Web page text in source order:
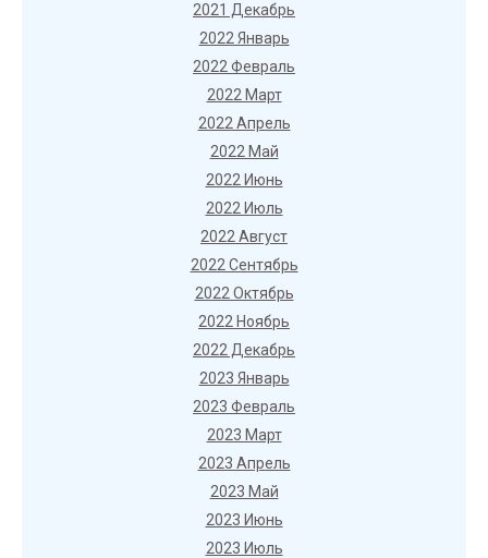
2021 Декабрь
2022 Январь
2022 Февраль
2022 Март
2022 Апрель
2022 Май
2022 Июнь
2022 Июль
2022 Август
2022 Сентябрь
2022 Октябрь
2022 Ноябрь
2022 Декабрь
2023 Январь
2023 Февраль
2023 Март
2023 Апрель
2023 Май
2023 Июнь
2023 Июль